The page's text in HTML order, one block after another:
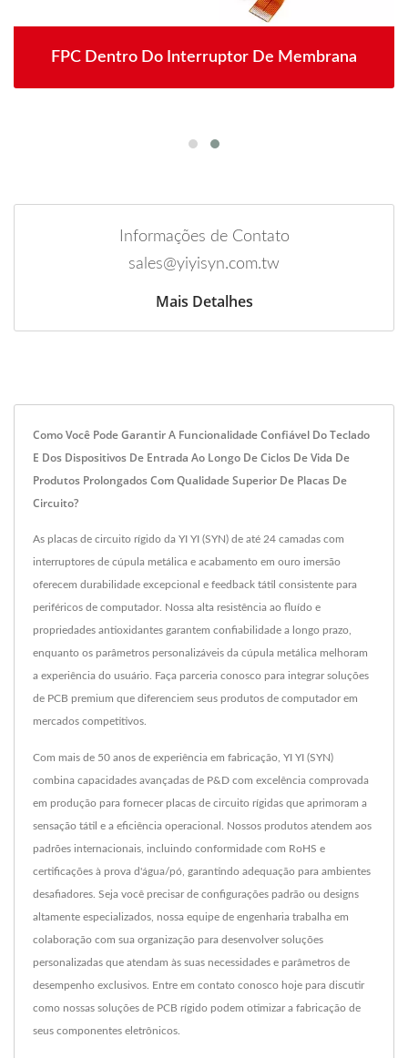
FPC Dentro Do Interruptor De Membrana
Informações de Contato
sales@yiyisyn.com.tw
Mais Detalhes
Como Você Pode Garantir A Funcionalidade Confiável Do Teclado
E Dos Dispositivos De Entrada Ao Longo De Ciclos De Vida De
Produtos Prolongados Com Qualidade Superior De Placas De
Circuito?
As placas de circuito rígido da YI YI (SYN) de até 24 camadas com
interruptores de cúpula metálica e acabamento em ouro imersão
oferecem durabilidade excepcional e feedback tátil consistente para
periféricos de computador. Nossa alta resistência ao fluído e
propriedades antioxidantes garantem confiabilidade a longo prazo,
enquanto os parâmetros personalizáveis da cúpula metálica melhoram
a experiência do usuário. Faça parceria conosco para integrar soluções
de PCB premium que diferenciem seus produtos de computador em
mercados competitivos.
Com mais de 50 anos de experiência em fabricação, YI YI (SYN)
combina capacidades avançadas de P&D com excelência comprovada
em produção para fornecer placas de circuito rígidas que aprimoram a
sensação tátil e a eficiência operacional. Nossos produtos atendem aos
padrões internacionais, incluindo conformidade com RoHS e
certificações à prova d'água/pó, garantindo adequação para ambientes
desafiadores. Seja você precisar de configurações padrão ou designs
altamente especializados, nossa equipe de engenharia trabalha em
colaboração com sua organização para desenvolver soluções
personalizadas que atendam às suas necessidades e parâmetros de
desempenho exclusivos. Entre em contato conosco hoje para discutir
como nossas soluções de PCB rígido podem otimizar a fabricação de
seus componentes eletrônicos.